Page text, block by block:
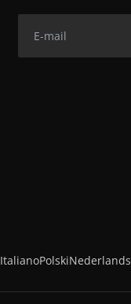
ItalianoPolskiNederlands